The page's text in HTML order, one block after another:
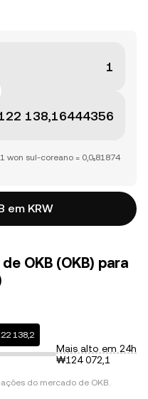
won sul-coreano = 0,0₅81874
em KRW
OKB (OKB) para
138,2
Mais alto em 24h
₩124 072,1
do mercado de OKB.